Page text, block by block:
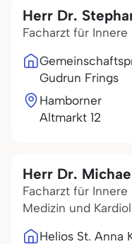
Herr Dr.
Facharzt für
Gudrun Frings
Hamborner
Altmarkt 12
Herr Dr.
Facharzt für
Medizin und
Helios St. Anna